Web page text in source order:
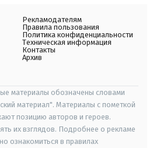
Рекламодателям
Правила пользования
Политика конфиденциальности
Техническая информация
Контакты
Архив
материалы обозначены словами
материал". Материалы с пометкой
позицию авторов и героев.
их взглядов. Подробнее о рекламе
ознакомиться в правилах